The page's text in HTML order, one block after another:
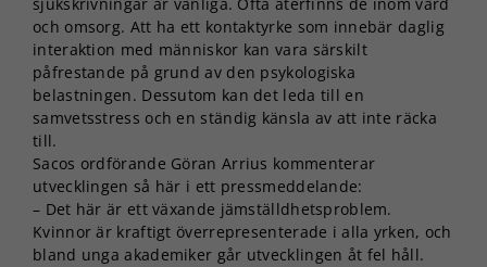
sjukskrivningar är vanliga. Ofta återfinns de inom vård
och omsorg. Att ha ett kontaktyrke som innebär daglig
interaktion med människor kan vara särskilt
påfrestande på grund av den psykologiska
belastningen. Dessutom kan det leda till en
samvetsstress och en ständig känsla av att inte räcka
till.
Sacos ordförande Göran Arrius kommenterar
utvecklingen så här i ett pressmeddelande:
– Det här är ett växande jämställdhetsproblem.
Kvinnor är kraftigt överrepresenterade i alla yrken, och
bland unga akademiker går utvecklingen åt fel håll.